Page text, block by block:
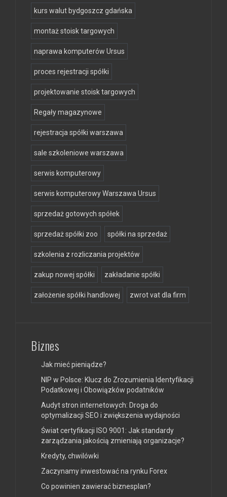
kurs walut bydgoszcz gdańska
montaż stoisk targowych
naprawa komputerów Ursus
proces rejestracji spółki
projektowanie stoisk targowych
Regały magazynowe
rejestracja spółki warszawa
sale szkoleniowe warszawa
serwis komputerowy
serwis komputerowy Warszawa Ursus
sprzedaż gotowych spółek
sprzedaż spółki zoo spółki na sprzedaż
szkolenia z rozliczania projektów
zakup nowej spółki zakładanie spółki
założenie spółki handlowej zwrot vat dla firm
Biznes
Jak mieć pieniądze?
NIP w Polsce: Klucz do Zrozumienia Identyfikacji
Podatkowej i Obowiązków podatników
Audyt stron internetowych: Droga do
optymalizacji SEO i zwiększenia wydajności
Świat certyfikacji ISO 9001: Jak standardy
zarządzania jakością zmieniają organizacje?
Kredyty, chwilówki
Zaczynamy inwestować na rynku Forex
Co powinien zawierać biznesplan?